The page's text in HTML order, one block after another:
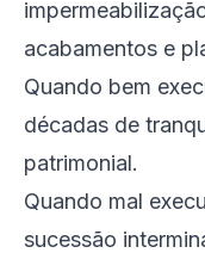
acabamentos e
Quando bem
décadas de
patrimonial.
Quando mal
sucessão